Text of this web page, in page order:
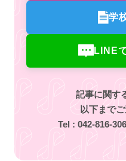
学
LINE
記事に関す
以下まで
Tel : 042-816-